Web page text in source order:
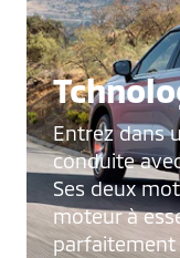
Entrez dans
conduite
Ses deux
moteur à
parfaitement